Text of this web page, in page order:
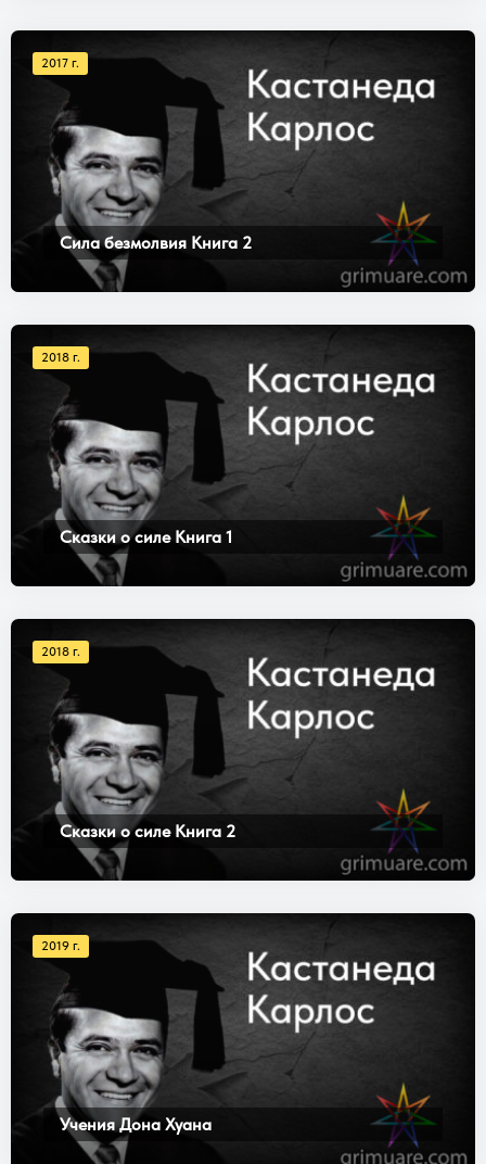
2017 г.
Сила безмолвия Книга 2
2018 г.
Сказки о силе Книга 1
2018 г.
Сказки о силе Книга 2
2019 г.
Учения Дона Хуана